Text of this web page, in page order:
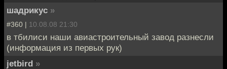
шадрикус »
#360 | 10.08.08 21:30
в тбилиси наши авиастроительный завод разнесли
(информация из первых рук)
jetbird »